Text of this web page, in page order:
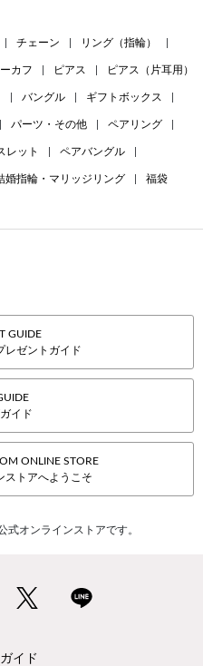
チェーン リング（指輪）
カフ ピアス ピアス（片耳用）
バングル ギフトボックス
パーツ・その他 ペアリング
レット ペアバングル
婚指輪・マリッジリング 福袋
GUIDE
レゼントガイド
イド
ONLINE STORE
ストアへようこそ
式オンラインストアです。
イド